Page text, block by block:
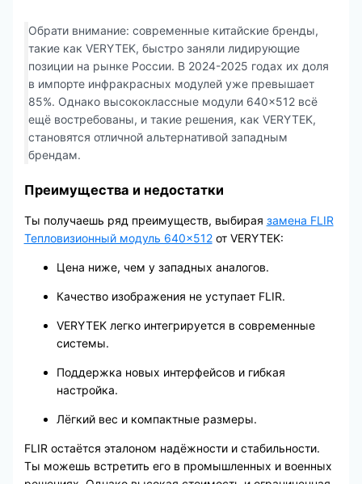
Обрати внимание: современные китайские бренды,
такие как VERYTEK, быстро заняли лидирующие
позиции на рынке России. В 2024-2025 годах их доля
в импорте инфракрасных модулей уже превышает
85%. Однако высококлассные модули 640×512 всё
ещё востребованы, и такие решения, как VERYTEK,
становятся отличной альтернативой западным
брендам.
Преимущества и недостатки
Ты получаешь ряд преимуществ, выбирая замена FLIR
Тепловизионный модуль 640×512от VERYTEK:
Цена ниже, чем у западных аналогов.
Качество изображения не уступает FLIR.
VERYTEK легко интегрируется в современные
системы.
Поддержка новых интерфейсов и гибкая
настройка.
Лёгкий вес и компактные размеры.
FLIR остаётся эталоном надёжности и стабильности.
Ты можешь встретить его в промышленных и военных